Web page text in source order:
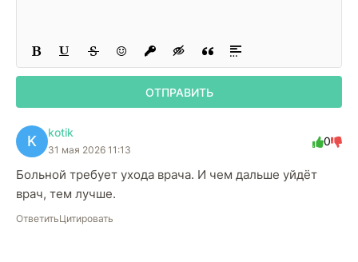
ОТПРАВИТЬ
K
kotik
31 мая 2026 11:13
0
Больной требует ухода врача. И чем дальше уйдёт
врач, тем лучше.
ОтветитьЦитировать